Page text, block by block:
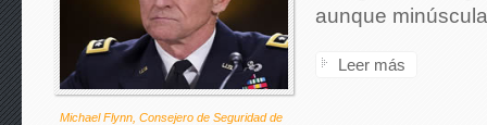
Michael Flynn, Consejero de Seguridad de
aunque
Leer más